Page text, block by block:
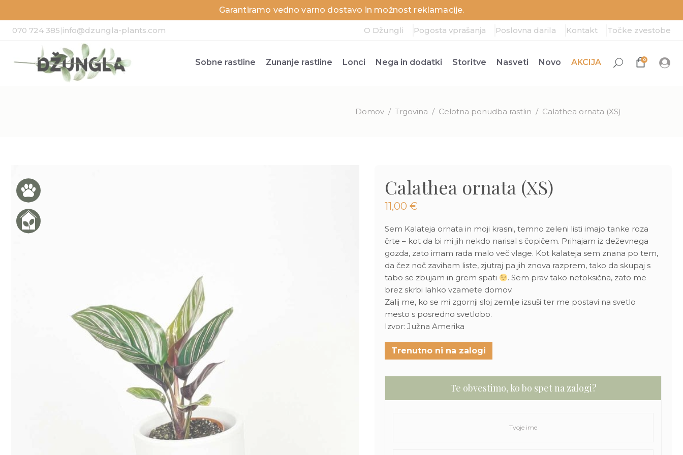
Garantiramo vedno varno dostavo in možnost reklamacije.
070 724 385|info@dzungla-plants.com O Džungli Pogosta vprašanja Poslovna darila Kontakt Točke zvestobe
Sobne rastline Zunanje rastline Lonci Nega in dodatki Storitve Nasveti Novo AKCIJA 0
Domov / Trgovina / Celotna ponudba rastlin / Calathea ornata (XS)
Calathea ornata (XS)
11,00 €
Sem Kalateja ornata in moji krasni, temno zeleni listi imajo tanke roza
črte – kot da bi mi jih nekdo narisal s čopičem. Prihajam iz deževnega
gozda, zato imam rada malo več vlage. Kot kalateja sem znana po tem,
da čez noč zaviham liste, zjutraj pa jih znova razprem, tako da skupaj s
tabo se zbujam in grem spati
. Sem prav tako netoksična, zato me
brez skrbi lahko vzamete domov.
Zalij me, ko se mi zgornji sloj zemlje izsuši ter me postavi na svetlo
mesto s posredno svetlobo.
Izvor: Južna Amerika
Trenutno ni na zalogi
Te obvestimo, ko bo spet na zalogi?